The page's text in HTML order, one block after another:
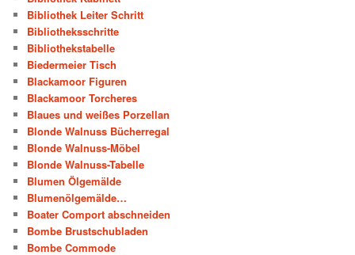
Bibliothek Leiter Schritt
Bibliotheksschritte
Bibliothekstabelle
Biedermeier Tisch
Blackamoor Figuren
Blackamoor Torcheres
Blaues und weißes Porzellan
Blonde Walnuss Bücherregal
Blonde Walnuss-Möbel
Blonde Walnuss-Tabelle
Blumen Ölgemälde
Blumenölgemälde…
Boater Comport abschneiden
Bombe Brustschubladen
Bombe Commode